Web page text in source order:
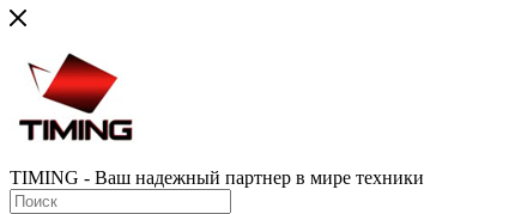
TIMING - Ваш надежный партнер в мире техники